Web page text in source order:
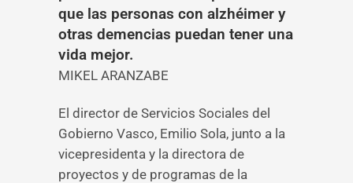
que las personas con alzhéimer y
otras demencias puedan tener una
vida mejor.
MIKEL ARANZABE
El director de Servicios Sociales del
Gobierno Vasco, Emilio Sola, junto a la
vicepresidenta y la directora de
proyectos y de programas de la